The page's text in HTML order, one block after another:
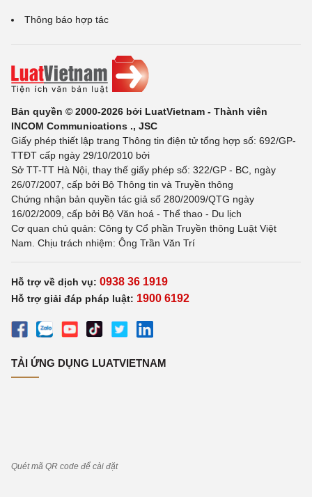
Thông báo hợp tác
Bản quyền © 2000-2026 bởi LuatVietnam - Thành viên
INCOM Communications ., JSC
Giấy phép thiết lập trang Thông tin điện tử tổng hợp số: 692/GP-
TTĐT cấp ngày 29/10/2010 bởi
Sở TT-TT Hà Nội, thay thế giấy phép số: 322/GP - BC, ngày
26/07/2007, cấp bởi Bộ Thông tin và Truyền thông
Chứng nhận bản quyền tác giả số 280/2009/QTG ngày
16/02/2009, cấp bởi Bộ Văn hoá - Thể thao - Du lịch
Cơ quan chủ quản: Công ty Cổ phần Truyền thông Luật Việt
Nam. Chịu trách nhiệm: Ông Trần Văn Trí
Hỗ trợ về dịch vụ: 0938 36 1919
Hỗ trợ giải đáp pháp luật: 1900 6192
TẢI ỨNG DỤNG LUATVIETNAM
Quét mã QR code để cài đặt